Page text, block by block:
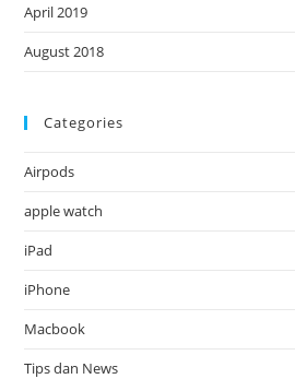
April 2019
August 2018
Categories
Airpods
apple watch
iPad
iPhone
Macbook
Tips dan News